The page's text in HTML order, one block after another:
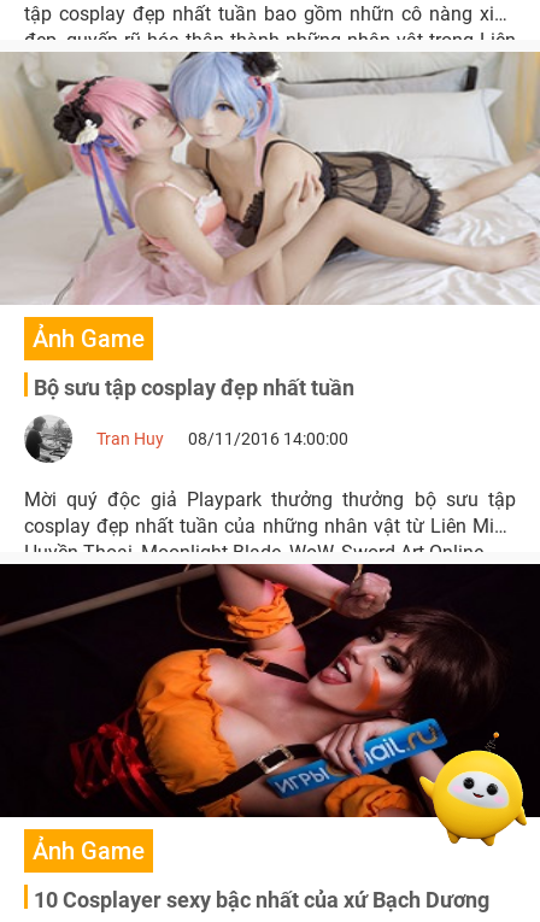
tập cosplay đẹp nhất tuần bao gồm nhữn cô nàng xinh
đẹp, quyến rũ hóa thân thành những nhân vật trong Liên
Minh Huyền Thoại, Moonlight Blade, WoW, Sword Art
Online,...
Ảnh Game
Bộ sưu tập cosplay đẹp nhất tuần
Tran Huy 08/11/2016 14:00:00
Mời quý độc giả Playpark thưởng thưởng bộ sưu tập
cosplay đẹp nhất tuần của những nhân vật từ Liên Minh
Huyền Thoại, Moonlight Blade, WoW, Sword Art Online,..
Ảnh Game
10 Cosplayer sexy bậc nhất của xứ Bạch Dương